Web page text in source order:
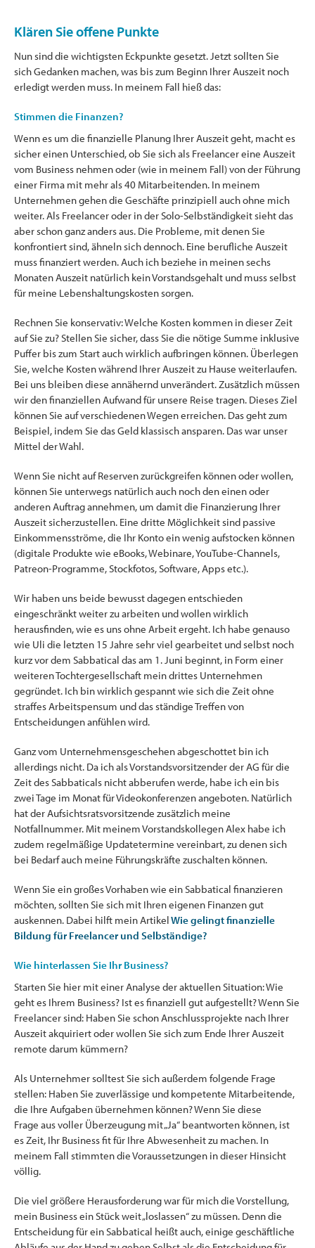
Klären Sie offene Punkte
Nun sind die wichtigsten Eckpunkte gesetzt. Jetzt sollten Sie
sich Gedanken machen, was bis zum Beginn Ihrer Auszeit noch
erledigt werden muss. In meinem Fall hieß das:
Stimmen die Finanzen?
Wenn es um die finanzielle Planung Ihrer Auszeit geht, macht es
sicher einen Unterschied, ob Sie sich als Freelancer eine Auszeit
vom Business nehmen oder (wie in meinem Fall) von der Führung
einer Firma mit mehr als 40 Mitarbeitenden. In meinem
Unternehmen gehen die Geschäfte prinzipiell auch ohne mich
weiter. Als Freelancer oder in der Solo-Selbständigkeit sieht das
aber schon ganz anders aus. Die Probleme, mit denen Sie
konfrontiert sind, ähneln sich dennoch. Eine berufliche Auszeit
muss finanziert werden. Auch ich beziehe in meinen sechs
Monaten Auszeit natürlich kein Vorstandsgehalt und muss selbst
für meine Lebenshaltungskosten sorgen.
Rechnen Sie konservativ: Welche Kosten kommen in dieser Zeit
auf Sie zu? Stellen Sie sicher, dass Sie die nötige Summe inklusive
Puffer bis zum Start auch wirklich aufbringen können. Überlegen
Sie, welche Kosten während Ihrer Auszeit zu Hause weiterlaufen.
Bei uns bleiben diese annähernd unverändert. Zusätzlich müssen
wir den finanziellen Aufwand für unsere Reise tragen. Dieses Ziel
können Sie auf verschiedenen Wegen erreichen. Das geht zum
Beispiel, indem Sie das Geld klassisch ansparen. Das war unser
Mittel der Wahl.
Wenn Sie nicht auf Reserven zurückgreifen können oder wollen,
können Sie unterwegs natürlich auch noch den einen oder
anderen Auftrag annehmen, um damit die Finanzierung Ihrer
Auszeit sicherzustellen. Eine dritte Möglichkeit sind passive
Einkommensströme, die Ihr Konto ein wenig aufstocken können
(digitale Produkte wie eBooks, Webinare, YouTube-Channels,
Patreon-Programme, Stockfotos, Software, Apps etc.).
Wir haben uns beide bewusst dagegen entschieden
eingeschränkt weiter zu arbeiten und wollen wirklich
herausfinden, wie es uns ohne Arbeit ergeht. Ich habe genauso
wie Uli die letzten 15 Jahre sehr viel gearbeitet und selbst noch
kurz vor dem Sabbatical das am 1. Juni beginnt, in Form einer
weiteren Tochtergesellschaft mein drittes Unternehmen
gegründet. Ich bin wirklich gespannt wie sich die Zeit ohne
straffes Arbeitspensum und das ständige Treffen von
Entscheidungen anfühlen wird.
Ganz vom Unternehmensgeschehen abgeschottet bin ich
allerdings nicht. Da ich als Vorstandsvorsitzender der AG für die
Zeit des Sabbaticals nicht abberufen werde, habe ich ein bis
zwei Tage im Monat für Videokonferenzen angeboten. Natürlich
hat der Aufsichtsratsvorsitzende zusätzlich meine
Notfallnummer. Mit meinem Vorstandskollegen Alex habe ich
zudem regelmäßige Updatetermine vereinbart, zu denen sich
bei Bedarf auch meine Führungskräfte zuschalten können.
Wenn Sie ein großes Vorhaben wie ein Sabbatical finanzieren
möchten, sollten Sie sich mit Ihren eigenen Finanzen gut
auskennen. Dabei hilft mein ArtikelWie gelingt finanzielle
Bildung für Freelancer und Selbständige?
Wie hinterlassen Sie Ihr Business?
Starten Sie hier mit einer Analyse der aktuellen Situation: Wie
geht es Ihrem Business? Ist es finanziell gut aufgestellt? Wenn Sie
Freelancer sind: Haben Sie schon Anschlussprojekte nach Ihrer
Auszeit akquiriert oder wollen Sie sich zum Ende Ihrer Auszeit
remote darum kümmern?
Als Unternehmer solltest Sie sich außerdem folgende Frage
stellen: Haben Sie zuverlässige und kompetente Mitarbeitende,
die Ihre Aufgaben übernehmen können? Wenn Sie diese
Frage aus voller Überzeugung mit „Ja“ beantworten können, ist
es Zeit, Ihr Business fit für Ihre Abwesenheit zu machen. In
meinem Fall stimmten die Voraussetzungen in dieser Hinsicht
völlig.
Die viel größere Herausforderung war für mich die Vorstellung,
mein Business ein Stück weit „loslassen“ zu müssen. Denn die
Entscheidung für ein Sabbatical heißt auch, einige geschäftliche